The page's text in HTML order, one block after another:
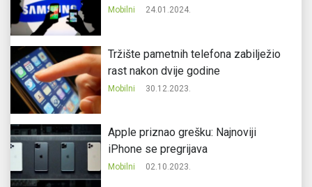
Mobilni 24.01.2024.
Tržište pametnih telefona zabilježio
rast nakon dvije godine
Mobilni 30.12.2023.
Apple priznao grešku: Najnoviji
iPhone se pregrijava
Mobilni 02.10.2023.